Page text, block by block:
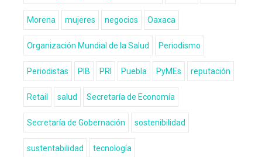
Morena mujeres negocios Oaxaca
Organización Mundial de la Salud Periodismo
Periodistas PIB PRI Puebla PyMEs reputación
Retail salud Secretaría de Economía
Secretaría de Gobernación sostenibilidad
sustentabilidad tecnología